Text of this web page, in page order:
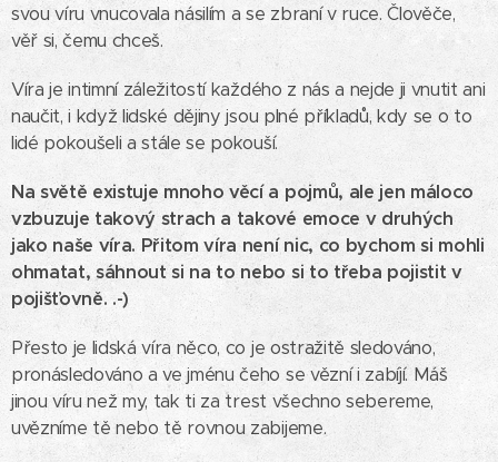
svou víru vnucovala násilím a se zbraní v ruce. Člověče,
věř si, čemu chceš.
Víra je intimní záležitostí každého z nás a nejde ji vnutit ani
naučit, i když lidské dějiny jsou plné příkladů, kdy se o to
lidé pokoušeli a stále se pokouší.
Na světě existuje mnoho věcí a pojmů, ale jen máloco
vzbuzuje takový strach a takové emoce v druhých
jako naše víra. Přitom víra není nic, co bychom si mohli
ohmatat, sáhnout si na to nebo si to třeba pojistit v
pojišťovně. .-)
Přesto je lidská víra něco, co je ostražitě sledováno,
pronásledováno a ve jménu čeho se vězní i zabíjí. Máš
jinou víru než my, tak ti za trest všechno sebereme,
uvězníme tě nebo tě rovnou zabijeme.